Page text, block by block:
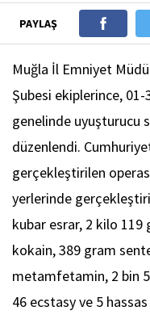
PAYLAŞ
Muğla İl Emniyet
Şubesi ekiplerince, 01-
genelinde uyuşturucu
düzenlendi.
gerçekleştirilen
yerlerinde
kubar esrar, 2 kilo
kokain, 389 gram
metamfetamin, 2 bin
46 ecstasy ve 5